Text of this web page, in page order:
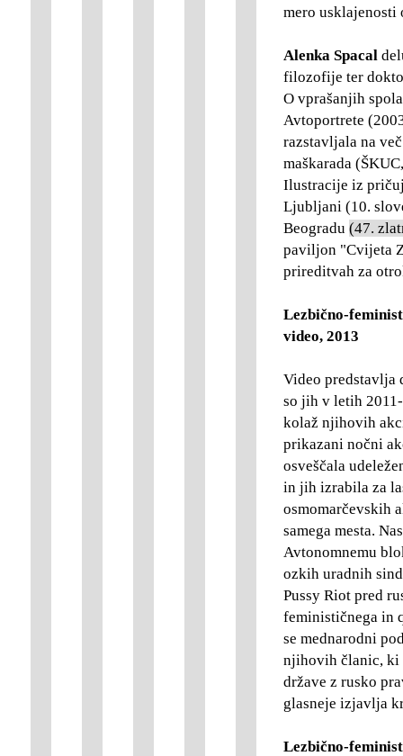
mero usklajenosti
Alenka Spacal
filozofije ter
O vprašanjih
Avtoportrete
razstavljala na
maškarada
Ilustracije iz
Ljubljani (10.
Beogradu (47.
paviljon "Cvijeta
prireditvah za
Lezbično-
video, 2013
Video predstavlja
so jih v letih
kolaž njihovih
prikazani nočni
osveščala
in jih izrabila za
osmomarčevskih
samega mesta.
Avtonomnemu
ozkih uradnih
Pussy Riot pred
feminističnega in
se mednarodni
njihovih članic, ki
države z rusko
glasneje izjavlja
Lezbično-